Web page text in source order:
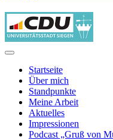
Startseite
Über mich
Standpunkte
Meine Arbeit
Aktuelles
Impressionen
Podcast „Gruß von